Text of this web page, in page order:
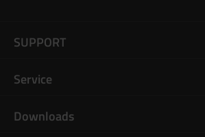
SUPPORT
Service
Downloads